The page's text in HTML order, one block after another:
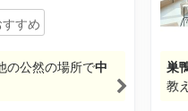
すすめ
の公然の場所で中
巣
教